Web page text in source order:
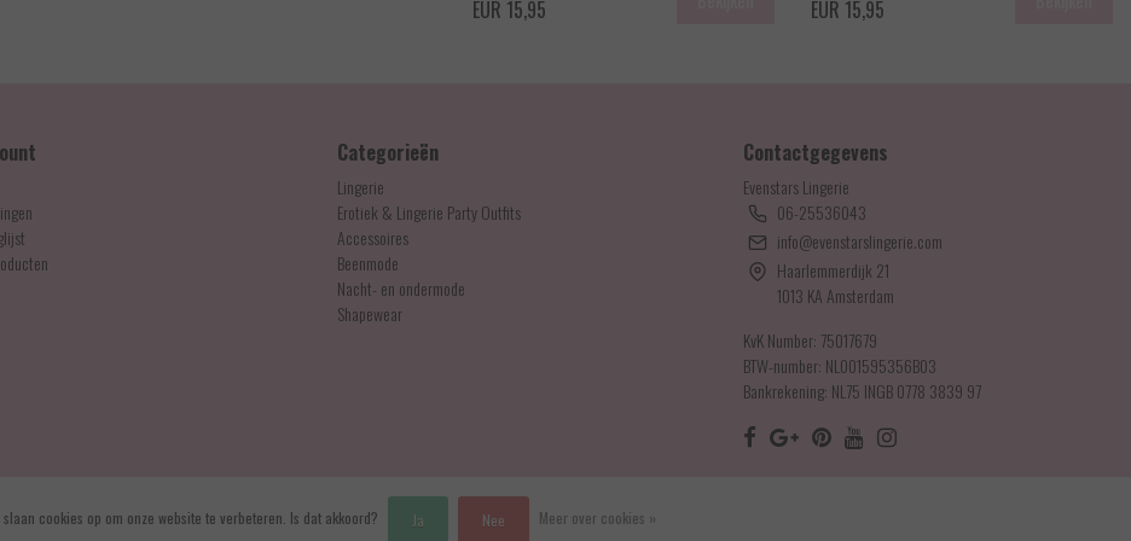
EUR 15,95
EUR 15,95
Categorieën
Lingerie
Erotiek & Lingerie Party Outfits
Accessoires
Beenmode
Nacht- en ondermode
Shapewear
Contactgegevens
Evenstars Lingerie
06-25536043
info@evenstarslingerie.com
Haarlemmerdijk 21
1013 KA Amsterdam
KvK Number: 75017679
BTW-number: NL001595356B03
Bankrekening: NL75 INGB 0778 3839 97
slaan cookies op om onze website te verbeteren. Is dat akkoord? Ja Nee Meer over cookies »